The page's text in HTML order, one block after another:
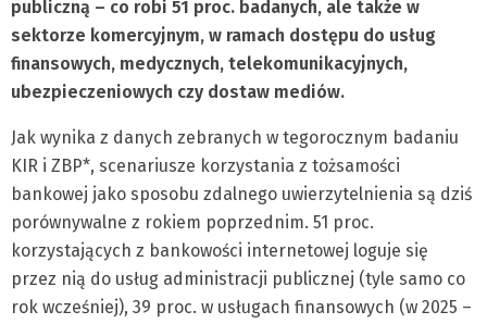
publiczną – co robi 51 proc. badanych, ale także w
sektorze komercyjnym, w ramach dostępu do usług
finansowych, medycznych, telekomunikacyjnych,
ubezpieczeniowych czy dostaw mediów.
Jak wynika z danych zebranych w tegorocznym badaniu
KIR i ZBP*, scenariusze korzystania z tożsamości
bankowej jako sposobu zdalnego uwierzytelnienia są dziś
porównywalne z rokiem poprzednim. 51 proc.
korzystających z bankowości internetowej loguje się
przez nią do usług administracji publicznej (tyle samo co
rok wcześniej), 39 proc. w usługach finansowych (w 2025 –